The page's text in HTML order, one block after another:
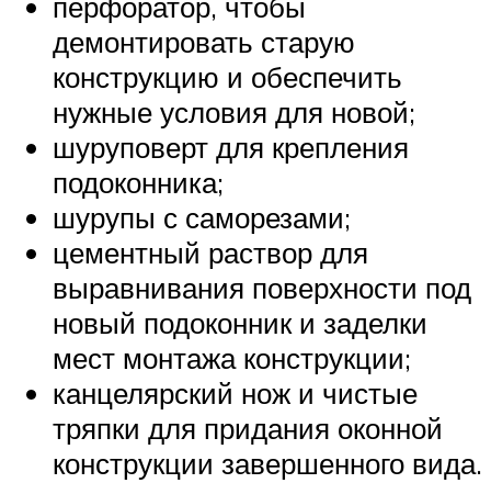
демонтировать старую
конструкцию и обеспечить
нужные условия для новой;
шуруповерт для крепления
подоконника;
шурупы с саморезами;
цементный раствор для
выравнивания поверхности под
новый подоконник и заделки
мест монтажа конструкции;
канцелярский нож и чистые
тряпки для придания оконной
конструкции завершенного вида.